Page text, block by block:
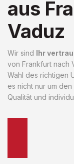
aus
Vaduz
Wir sind Ihr
von Frankfurt nach
Wahl des richtigen
es nicht nur um
Qualität und